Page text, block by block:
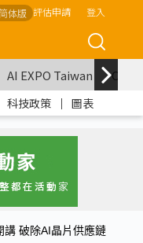
体版 評估申請 登入
AI EXPO Taiwan
科技政策 ｜ 圖表
破除AI晶片供應鏈